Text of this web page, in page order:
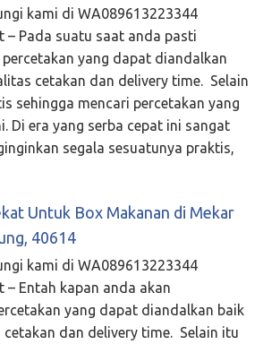
kami di WA089613223344
– Pada suatu saat anda pasti
yang dapat diandalkan
cetakan dan delivery time. Selain
sehingga mencari percetakan yang
Di era yang serba cepat ini sangat
segala sesuatunya praktis,
Untuk Box Makanan di Mekar
40614
kami di WA089613223344
– Entah kapan anda akan
yang dapat diandalkan baik
dan delivery time. Selain itu